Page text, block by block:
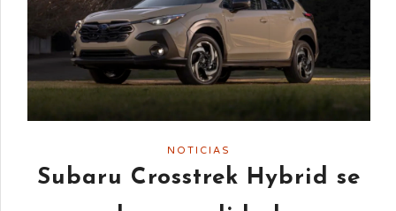
NOTICIAS
Subaru Crosstrek Hybrid se